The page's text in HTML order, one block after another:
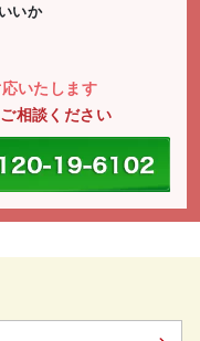
いか
いたします
相談ください